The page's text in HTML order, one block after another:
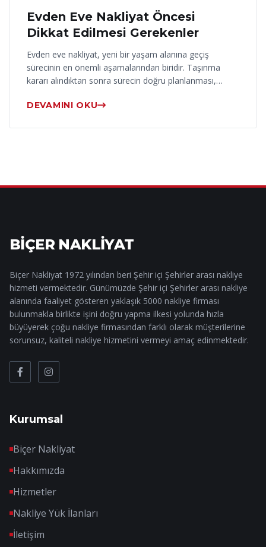
16 Haziran 2026
Evden Eve Nakliyat Öncesi
Dikkat Edilmesi Gerekenler
Evden eve nakliyat, yeni bir yaşam alanına geçiş
sürecinin en önemli aşamalarından biridir. Taşınma
kararı alındıktan sonra sürecin doğru planlanması,…
DEVAMINI OKU
BİÇER NAKLİYAT
Biçer Nakliyat 1972 yılından beri Şehir içi Şehirler arası nakliye
hizmeti vermektedir. Günümüzde Şehir içi Şehirler arası nakliye
alanında faaliyet gösteren yaklaşık 5000 nakliye firması
bulunmakla birlikte işini doğru yapma ilkesi yolunda hızla
büyüyerek çoğu nakliye firmasından farklı olarak müşterilerine
sorunsuz, kaliteli nakliye hizmetini vermeyi amaç edinmektedir.
Kurumsal
Biçer Nakliyat
Hakkımızda
Hizmetler
Nakliye Yük İlanları
İletişim